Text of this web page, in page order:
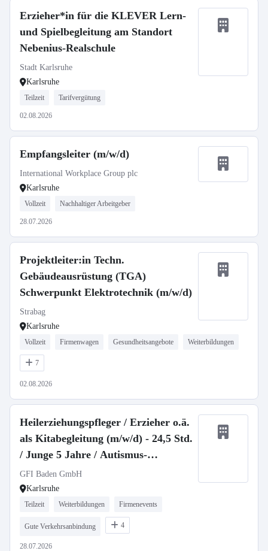
Erzieher*in für die KLEVER Lern-
und Spielbegleitung am Standort
Nebenius-Realschule
Stadt Karlsruhe
Karlsruhe
Teilzeit Tarifvergütung
02.08.2026
Empfangsleiter (m/w/d)
International Workplace Group plc
Karlsruhe
Vollzeit Nachhaltiger Arbeitgeber
28.07.2026
Projektleiter:in Techn.
Gebäudeausrüstung (TGA)
Schwerpunkt Elektrotechnik (m/w/d)
Strabag
Karlsruhe
Vollzeit Firmenwagen Gesundheitsangebote Weiterbildungen
7
02.08.2026
Heilerziehungspfleger / Erzieher o.ä.
als Kitabegleitung (m/w/d) - 24,5 Std.
/ Junge 5 Jahre / Autismus-
Spektrum-Störung & ADHS
GFI Baden GmbH
Karlsruhe
Teilzeit Weiterbildungen Firmenevents
Gute Verkehrsanbindung 4
28.07.2026